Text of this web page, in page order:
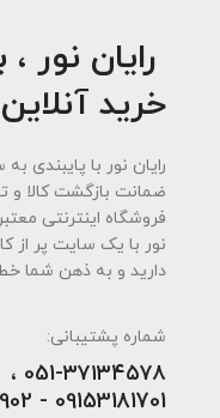
رایان نور
خرید آنلاین
ضمانت بازگشت کالا و
فروشگاه اینترنتی
نور با یک سایت پر از
دارید و به ذهن شما
شماره پشتیبانی:
051-۳۷۱۳۴۵۷۸ ،
09153181701 - 09158829902